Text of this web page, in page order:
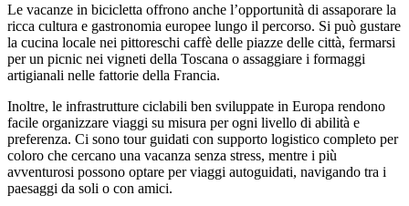
Le vacanze in bicicletta offrono anche l’opportunità di assaporare la
ricca cultura e gastronomia europee lungo il percorso. Si può gustare
la cucina locale nei pittoreschi caffè delle piazze delle città, fermarsi
per un picnic nei vigneti della Toscana o assaggiare i formaggi
artigianali nelle fattorie della Francia.
Inoltre, le infrastrutture ciclabili ben sviluppate in Europa rendono
facile organizzare viaggi su misura per ogni livello di abilità e
preferenza. Ci sono tour guidati con supporto logistico completo per
coloro che cercano una vacanza senza stress, mentre i più
avventurosi possono optare per viaggi autoguidati, navigando tra i
paesaggi da soli o con amici.